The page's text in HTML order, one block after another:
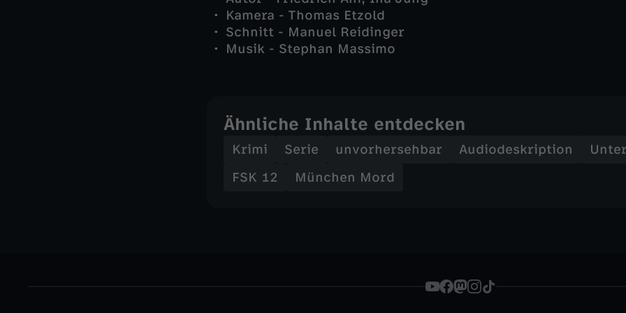
Kamera - Thomas Etzold
Schnitt - Manuel Reidinger
Musik - Stephan Massimo
Ähnliche Inhalte entdecken
Krimi Serie unvorhersehbar Audiodeskription
FSK 12
München Mord